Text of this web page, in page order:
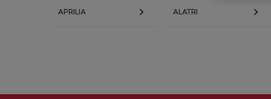
APRILIA ALATRI